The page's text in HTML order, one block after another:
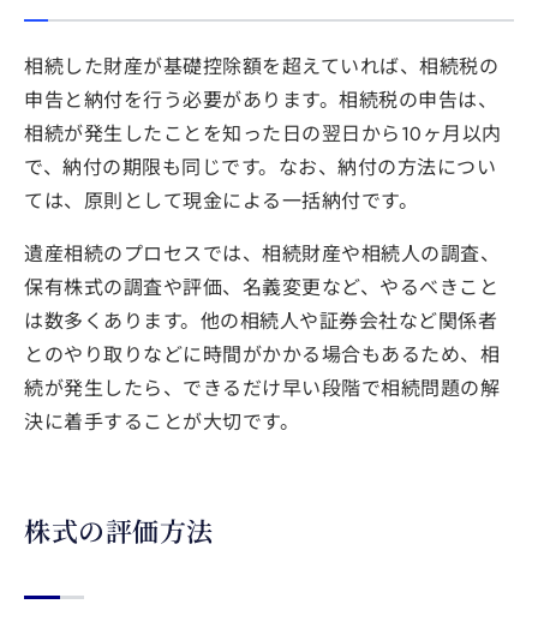
相続した財産が基礎控除額を超えていれば、相続税の
申告と納付を行う必要があります。相続税の申告は、
相続が発生したことを知った日の翌日から10ヶ月以内
で、納付の期限も同じです。なお、納付の方法につい
ては、原則として現金による一括納付です。
遺産相続のプロセスでは、相続財産や相続人の調査、
保有株式の調査や評価、名義変更など、やるべきこと
は数多くあります。他の相続人や証券会社など関係者
とのやり取りなどに時間がかかる場合もあるため、相
続が発生したら、できるだけ早い段階で相続問題の解
決に着手することが大切です。
株式の評価方法